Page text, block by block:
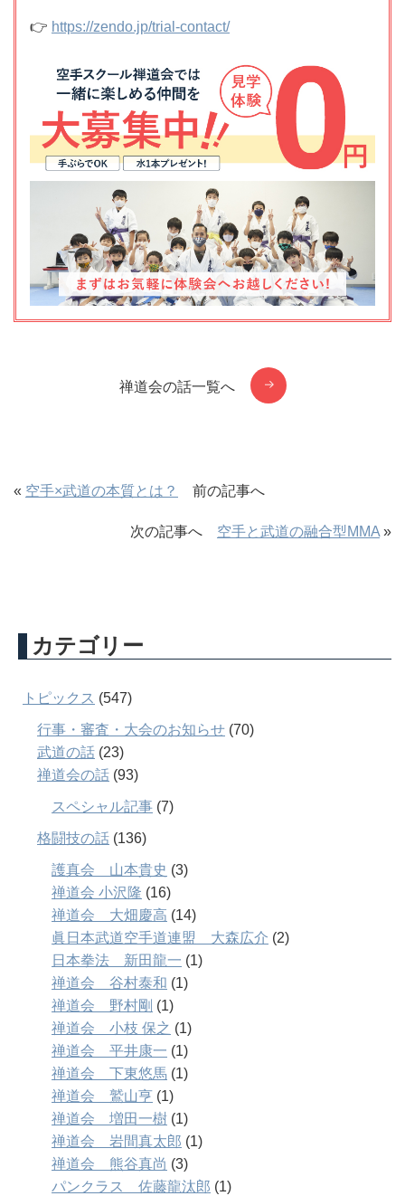
👉 https://zendo.jp/trial-contact/
禅道会の話一覧へ
« 空手×武道の本質とは？ 前の記事へ
次の記事へ 空手と武道の融合型MMA »
カテゴリー
トピックス (547)
行事・審査・大会のお知らせ (70)
武道の話 (23)
禅道会の話 (93)
スペシャル記事 (7)
格闘技の話 (136)
護真会 山本貴史 (3)
禅道会 小沢隆 (16)
禅道会 大畑慶高 (14)
眞日本武道空手道連盟 大森広介 (2)
日本拳法 新田龍一 (1)
禅道会 谷村泰和 (1)
禅道会 野村剛 (1)
禅道会 小枝 保之 (1)
禅道会 平井康一 (1)
禅道会 下東悠馬 (1)
禅道会 鷲山亨 (1)
禅道会 増田一樹 (1)
禅道会 岩間真太郎 (1)
禅道会 熊谷真尚 (3)
パンクラス 佐藤龍汰郎 (1)